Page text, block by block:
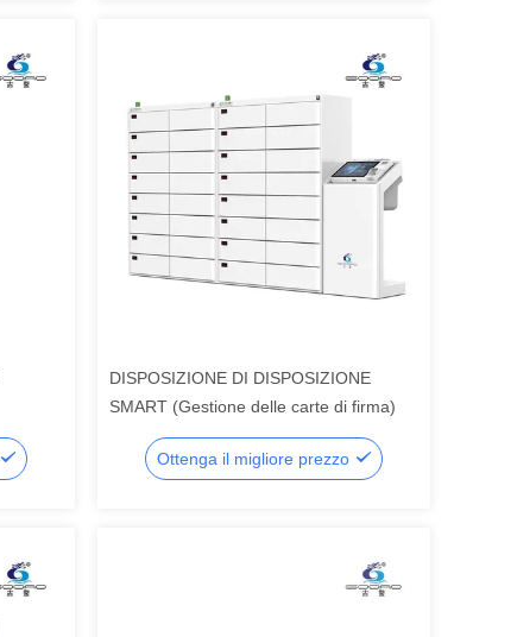
DISPOSIZIONE DI DISPOSIZIONE
SMART (Gestione delle carte di firma)
Ottenga il migliore prezzo